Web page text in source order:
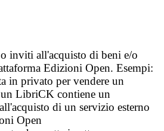
inviti all'acquisto di beni e/o
Edizioni Open. Esempi:
in privato per vendere un
LibriCK contiene un
di un servizio esterno
Open